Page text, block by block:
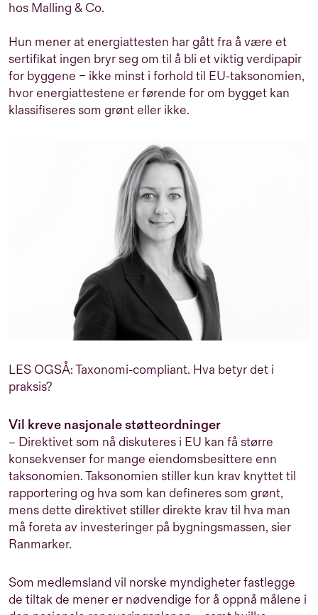
hos Malling & Co.
Hun mener at energiattesten har gått fra å være et
sertifikat ingen bryr seg om til å bli et viktig verdipapir
for byggene – ikke minst i forhold til EU-taksonomien,
hvor energiattestene er førende for om bygget kan
klassifiseres som grønt eller ikke.
LES OGSÅ:Taxonomi-compliant. Hva betyr det i
praksis?
Vil kreve nasjonale støtteordninger
– Direktivet som nå diskuteres i EU kan få større
konsekvenser for mange eiendomsbesittere enn
taksonomien. Taksonomien stiller kun krav knyttet til
rapportering og hva som kan defineres som grønt,
mens dette direktivet stiller direkte krav til hva man
må foreta av investeringer på bygningsmassen, sier
Ranmarker.
Som medlemsland vil norske myndigheter fastlegge
de tiltak de mener er nødvendige for å oppnå målene i